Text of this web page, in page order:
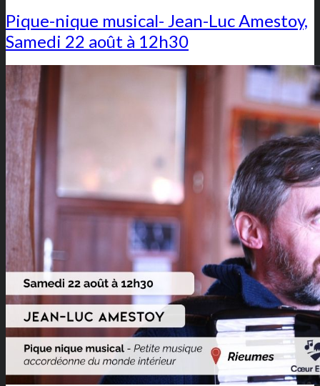
Pique-nique musical- Jean-Luc Amestoy,
Samedi 22 août à 12h30